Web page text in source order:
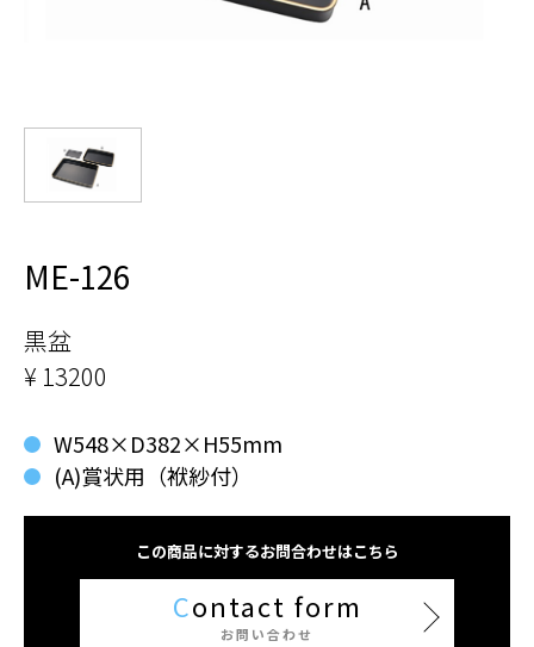
ME-126
黒盆
¥ 13200
W548×D382×H55mm
(A)賞状用（袱紗付）
この商品に対するお問合わせはこちら
Contact form
お問い合わせ